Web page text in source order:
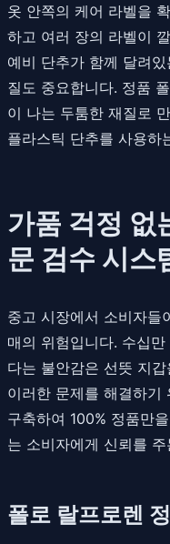
옷 안쪽의 케어 라벨을
하고 여러 장의 라벨이
예비 단추가 함께 달려
질도 중요합니다. 정품
이 나는 두툼한 재질로
플라스틱 단추를 사용하
가품 걱정 없
문 검수 시스
중고 시장에서 소비자들
매의 위험입니다. 수십
다는 불안감은 선뜻 지
이러한 문제를 해결하기
구축하여 100% 정품만
는 소비자에게 신뢰를
폴로 랄프로렌